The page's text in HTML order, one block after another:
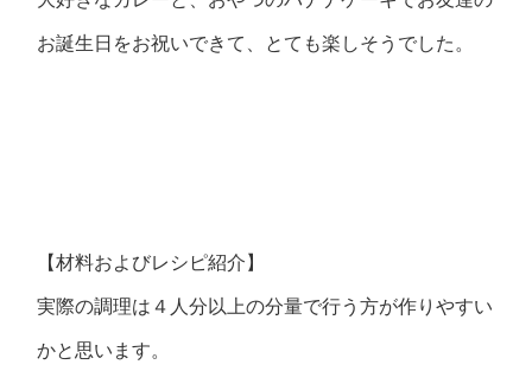
お誕生日をお祝いできて、とても楽しそうでした。
【材料およびレシピ紹介】
実際の調理は４人分以上の分量で行う方が作りやすい
かと思います。